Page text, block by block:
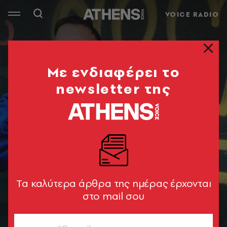
VOICE RADIO
© Θανάσης Καρατζάς
Mε ενδιαφέρει το
newsletter της
Tα καλύτερα άρθρα της ημέρας έρχονται
στο mail σου